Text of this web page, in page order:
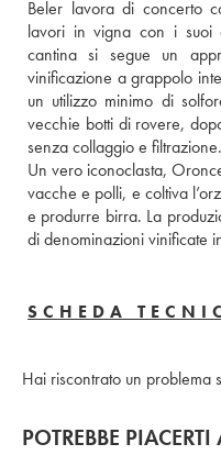
Beler lavora di concerto
lavori in vigna con i suoi
cantina si segue un
vinificazione a grappolo
un utilizzo minimo di
vecchie botti di rovere,
senza collaggio e filtrazione.
Un vero iconoclasta,
vacche e polli, e coltiva
e produrre birra. La
di denominazioni vinificate
SCHEDA
Hai riscontrato un problema
POTREBBE